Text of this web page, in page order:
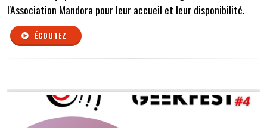
l'Association Mandora pour leur accueil et leur disponibilité.
ÉCOUTEZ